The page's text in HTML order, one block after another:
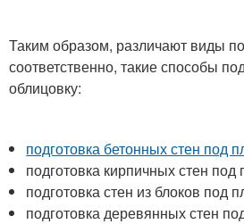
Таким образом, различают виды
соответственно, такие способы
облицовку:
подготовка бетонных стен под
подготовка кирпичных стен под
подготовка стен из блоков под
подготовка деревянных стен